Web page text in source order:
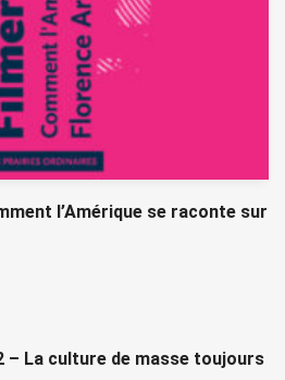
l’Amérique se raconte sur
– La culture de masse toujours